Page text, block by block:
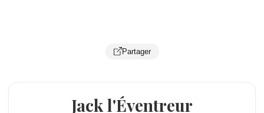
Partager
Jack l'Éventreur